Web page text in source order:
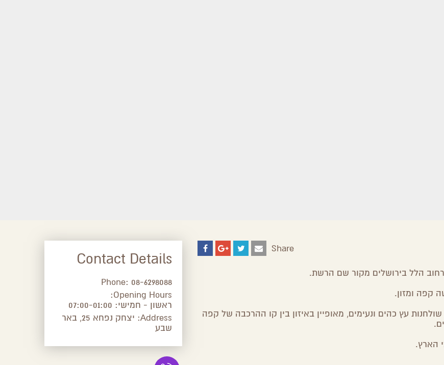
Contact Details
Phone: 08-6298088
Opening Hours:
ראשון - חמישי: 07:00-01:00
Address:
יצחק נפחא 25, באר
שבע
Share
Plus
קפה ומזון.
עץ כהים ונעימים, מאופיין באיזון בין קו ההרכבה של קפה
הארץ.